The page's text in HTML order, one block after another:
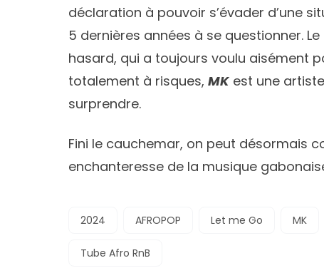
déclaration à pouvoir s’évader d’une
5 dernières années à se questionner.
hasard, qui a toujours voulu aisément
totalement à risques, MK est une
surprendre.
Fini le cauchemar, on peut désormais
enchanteresse de la musique
2024 AFROPOP Let me Go MK
Tube Afro RnB